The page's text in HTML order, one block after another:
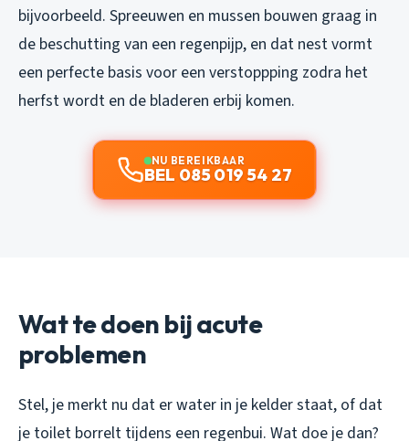
bijvoorbeeld. Spreeuwen en mussen bouwen graag in
de beschutting van een regenpijp, en dat nest vormt
een perfecte basis voor een verstoppping zodra het
herfst wordt en de bladeren erbij komen.
NU BEREIKBAAR
BEL 085 019 54 27
Wat te doen bij acute
problemen
Stel, je merkt nu dat er water in je kelder staat, of dat
je toilet borrelt tijdens een regenbui. Wat doe je dan?